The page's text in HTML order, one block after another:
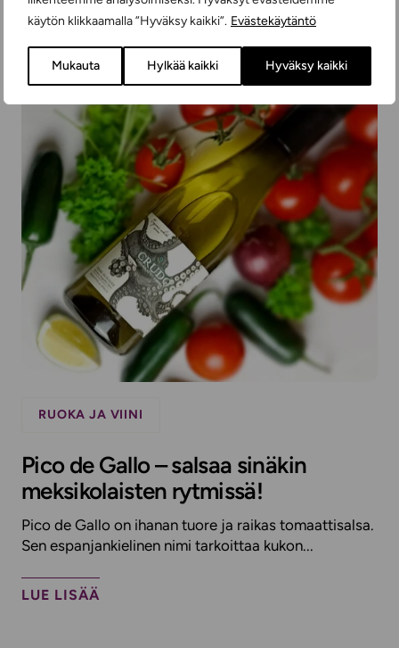
käytön klikkaamalla ”Hyväksy kaikki”. Evästekäytäntö
Mukauta Hylkää kaikki Hyväksy kaikki
RUOKA JA VIINI
Pico de Gallo – salsaa sinäkin
meksikolaisten rytmissä!
Pico de Gallo on ihanan tuore ja raikas tomaattisalsa.
Sen espanjankielinen nimi tarkoittaa kukon...
LUE LISÄÄ